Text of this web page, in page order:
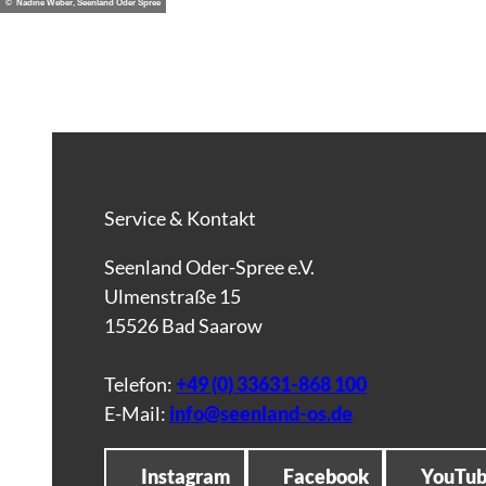
© Nadine Weber, Seenland Oder Spree
Service & Kontakt
Seenland Oder-Spree e.V.
Ulmenstraße 15
15526 Bad Saarow
Telefon:+49 (0) 33631-868 100
E-Mail: info@seenland-os.de
Instagram Facebook